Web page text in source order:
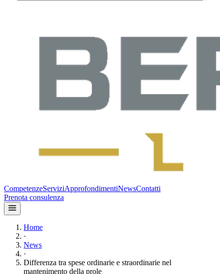
CompetenzeServiziApprofondimentiNewsContatti
Prenota consulenza
Home
·
News
·
Differenza tra spese ordinarie e straordinarie nel
mantenimento della prole